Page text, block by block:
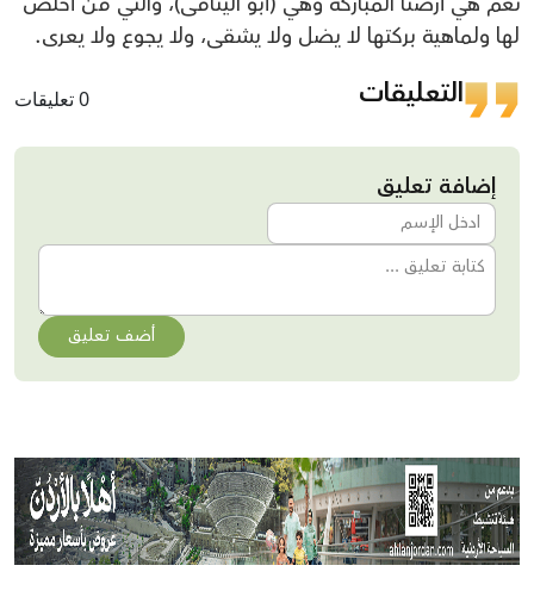
لها ولماهية بركتها لا يضل ولا يشقى، ولا يجوع ولا يعرى.
التعليقات 0 تعليقات
إضافة تعليق
أضف تعليق